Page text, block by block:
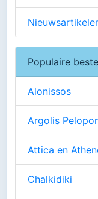
Populaire
Alonissos
Argolis
Attica en
Chalkidiki